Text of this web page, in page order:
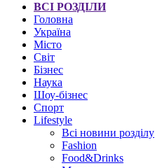
ВСІ РОЗДІЛИ
Головна
Україна
Місто
Світ
Бізнес
Наука
Шоу-бізнес
Спорт
Lifestyle
Всі новини розділу
Fashion
Food&Drinks